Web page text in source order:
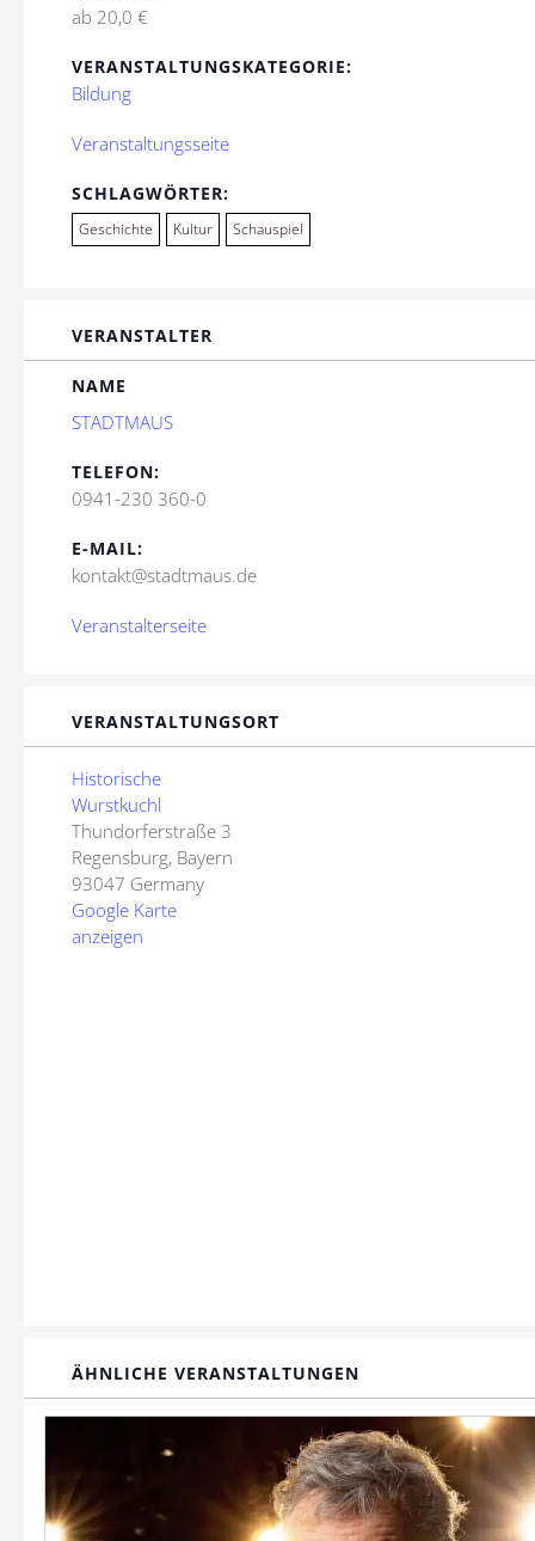
ab 20,0 €
VERANSTALTUNGSKATEGORIE:
Bildung
Veranstaltungsseite
SCHLAGWÖRTER:
Geschichte Kultur Schauspiel
VERANSTALTER
NAME
STADTMAUS
TELEFON:
0941-230 360-0
E-MAIL:
kontakt@stadtmaus.de
Veranstalterseite
VERANSTALTUNGSORT
Historische
Wurstkuchl
Thundorferstraße 3
Regensburg, Bayern
93047 Germany
Google Karte
anzeigen
ÄHNLICHE VERANSTALTUNGEN